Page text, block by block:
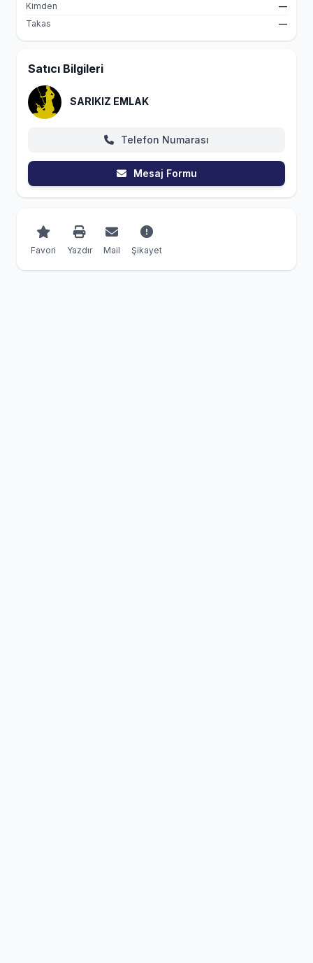
Kimden
—
Takas
—
Satıcı Bilgileri
SARIKIZ EMLAK
Telefon Numarası
Mesaj Formu
Favori Yazdır Mail Şikayet